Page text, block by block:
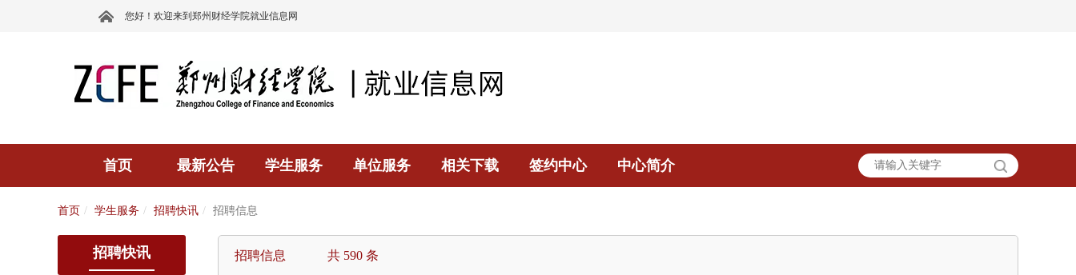
您好！欢迎来到郑州财经学院就业信息网
首页 最新公告 学生服务 单位服务 相关下载 签约中心 中心简介
首页 学生服务 招聘快讯 招聘信息
招聘快讯 招聘信息 共 590 条